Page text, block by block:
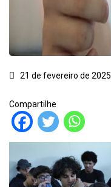
21 de fevereiro de 2025
Compartilhe